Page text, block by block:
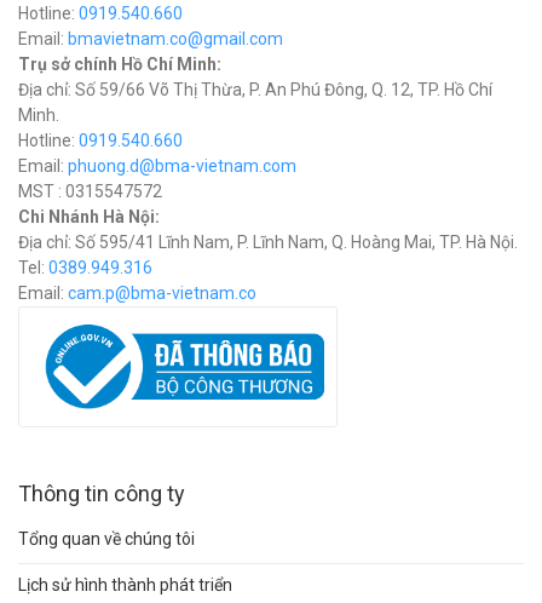
Hotline: 0919.540.660
Email: bmavietnam.co@gmail.com
Trụ sở chính Hồ Chí Minh:
Địa chỉ: Số 59/66 Võ Thị Thừa, P. An Phú Đông, Q. 12, TP. Hồ Chí
Minh.
Hotline: 0919.540.660
Email: phuong.d@bma-vietnam.com
MST : 0315547572
Chi Nhánh Hà Nội:
Địa chỉ: Số 595/41 Lĩnh Nam, P. Lĩnh Nam, Q. Hoàng Mai, TP. Hà Nội.
Tel: 0389.949.316
Email: cam.p@bma-vietnam.co
Thông tin công ty
Tổng quan về chúng tôi
Lịch sử hình thành phát triển